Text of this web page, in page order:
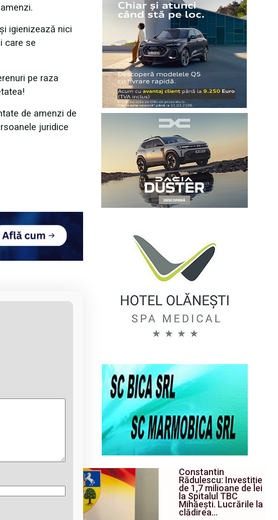
igienizează nici
care se
pe raza
de amenzi de
juridice
Constantin
Rădulescu: Investiție
de 1,7 milioane de lei
la Spitalul TBC
Mihăești. Lucrările la
clădirea…